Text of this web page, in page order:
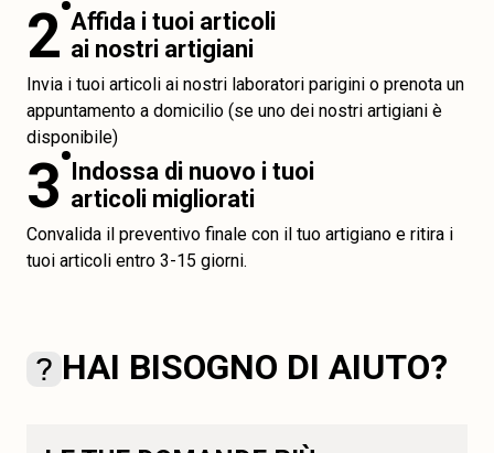
2 Affida i tuoi articoli
ai nostri artigiani
Invia i tuoi articoli ai nostri laboratori parigini o prenota un
appuntamento a domicilio (se uno dei nostri artigiani è
disponibile)
3 Indossa di nuovo i tuoi
articoli migliorati
Convalida il preventivo finale con il tuo artigiano e ritira i
tuoi articoli entro 3-15 giorni.
HAI BISOGNO DI AIUTO?